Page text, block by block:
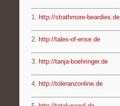
1. http://strathmore-beardies.de
2. http://tales-of-ense.de
3. http://tanja-boehringer.de
4. http://toleranzonline.de